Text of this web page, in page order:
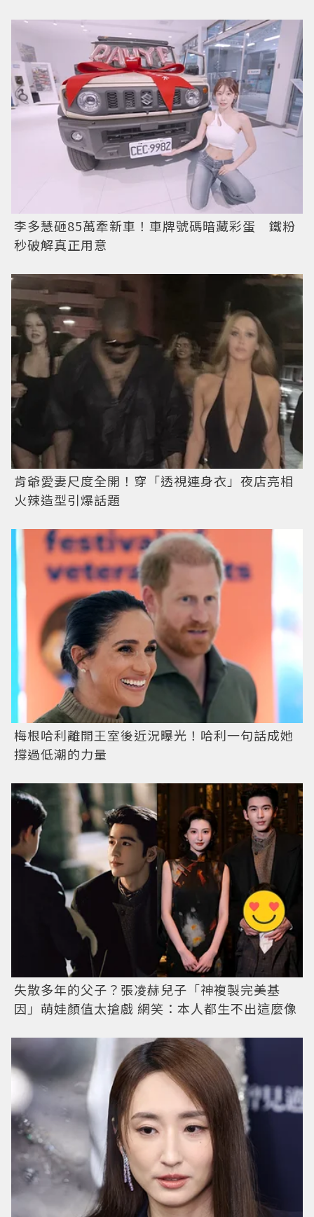
李多慧砸85萬牽新車！車牌號碼暗藏彩蛋 鐵粉
秒破解真正用意
肯爺愛妻尺度全開！穿「透視連身衣」夜店亮相
火辣造型引爆話題
梅根哈利離開王室後近況曝光！哈利一句話成她
撐過低潮的力量
失散多年的父子？張凌赫兒子「神複製完美基
因」萌娃顏值太搶戲 網笑：本人都生不出這麼像